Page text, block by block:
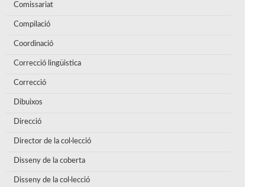
Comissariat
Compilació
Coordinació
Correcció lingüistica
Correcció
Dibuixos
Direcció
Director de la col·lecció
Disseny de la coberta
Disseny de la col·lecció